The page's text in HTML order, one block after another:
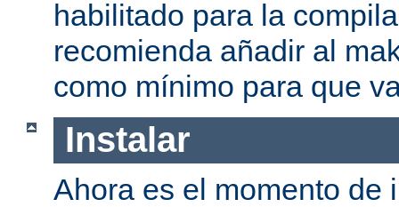
habilitado para la
recomienda añadir al
como mínimo para que
Instalar
Ahora es el momento de